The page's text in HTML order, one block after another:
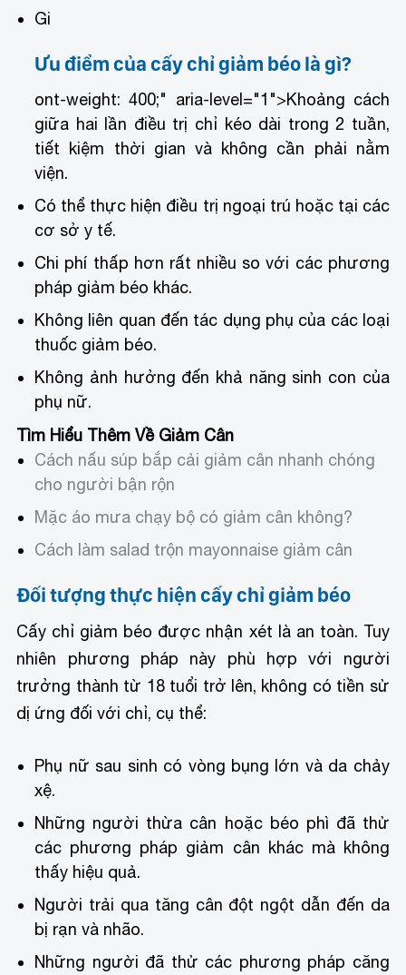
Gi
Ưu điểm của cấy chỉ giảm béo là gì?
ont-weight: 400;" aria-level="1">Khoảng cách
giữa hai lần điều trị chỉ kéo dài trong 2 tuần,
tiết kiệm thời gian và không cần phải nằm
viện.
Có thể thực hiện điều trị ngoại trú hoặc tại các
cơ sở y tế.
Chi phí thấp hơn rất nhiều so với các phương
pháp giảm béo khác.
Không liên quan đến tác dụng phụ của các loại
thuốc giảm béo.
Không ảnh hưởng đến khả năng sinh con của
phụ nữ.
Tìm Hiểu Thêm Về Giảm Cân
Cách nấu súp bắp cải giảm cân nhanh chóng
cho người bận rộn
Mặc áo mưa chạy bộ có giảm cân không?
Cách làm salad trộn mayonnaise giảm cân
Đối tượng thực hiện cấy chỉ giảm béo
Cấy chỉ giảm béo được nhận xét là an toàn. Tuy
nhiên phương pháp này phù hợp với người
trưởng thành từ 18 tuổi trở lên, không có tiền sử
dị ứng đối với chỉ, cụ thể:
Phụ nữ sau sinh có vòng bụng lớn và da chảy
xệ.
Những người thừa cân hoặc béo phì đã thử
các phương pháp giảm cân khác mà không
thấy hiệu quả.
Người trải qua tăng cân đột ngột dẫn đến da
bị rạn và nhão.
Những người đã thử các phương pháp căng